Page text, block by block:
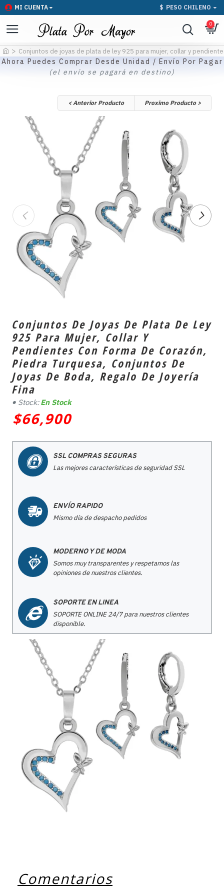
MI CUENTA $ PESO CHILENO
0
Conjuntos de joyas de plata de ley 925 para mujer, collar y
Ahora Puedes Comprar Desde Unidad / Envío Por Pagar
(el envío se pagará en destino)
< Anterior Producto Proximo Producto >
Conjuntos De Joyas De Plata De Ley
925 Para Mujer, Collar Y
Pendientes Con Forma De Corazón,
Piedra Turquesa, Conjuntos De
Joyas De Boda, Regalo De Joyería
Fina
$66,900
Stock: En Stock
SSL COMPRAS SEGURAS
Las mejores características de seguridad SSL
ENVÍO RAPIDO
Mismo día de despacho pedidos
MODERNO Y DE MODA
Somos muy transparentes y respetamos las
opiniones de nuestros clientes.
SOPORTE EN LINEA
SOPORTE ONLINE 24/7 para nuestros clientes
disponible.
Comentarios